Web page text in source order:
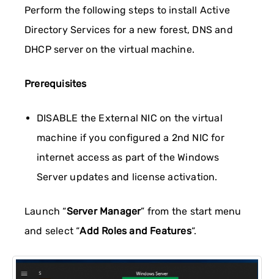
Perform the following steps to install Active
Directory Services for a new forest, DNS and
DHCP server on the virtual machine.
Prerequisites
DISABLE the External NIC on the virtual
machine if you configured a 2nd NIC for
internet access as part of the Windows
Server updates and license activation.
Launch “Server Manager” from the start menu
and select “Add Roles and Features“.